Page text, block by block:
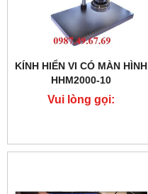
KÍNH HIỂN VI CÓ MÀN HÌNH
HHM2000-10
Vui lòng gọi: